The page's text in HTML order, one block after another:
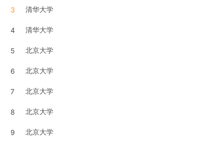
3 清华大学
4 清华大学
5 北京大学
6 北京大学
7 北京大学
8 北京大学
9 北京大学